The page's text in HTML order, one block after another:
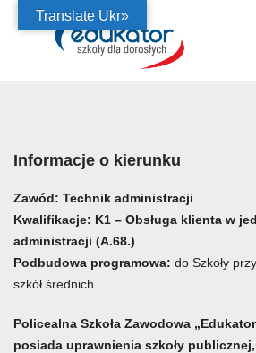
Informacje o kierunku
Zawód: Technik administracji
Kwalifikacje: K1 – Obsługa klienta w
administracji (A.68.)
Podbudowa programowa: do Szkoły
szkół średnich.
Policealna Szkoła Zawodowa
posiada uprawnienia szkoły publicznej,
Translate Ukr»